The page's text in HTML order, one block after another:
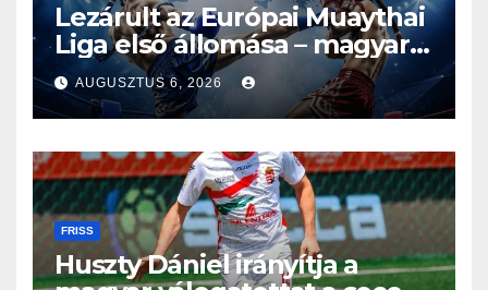
Lezárult az Európai Muaythai
Liga első állomása – magyar
részvétellel debütált az új
sorozat
AUGUSZTUS 6, 2026
FRISS
Huszty Dániel irányítja a